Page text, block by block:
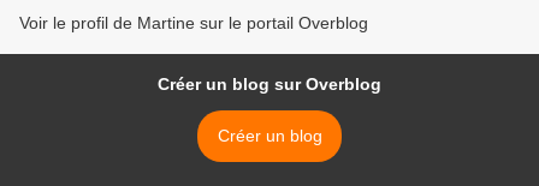
Voir le profil de Martine sur le portail Overblog
Créer un blog sur Overblog
Créer un blog